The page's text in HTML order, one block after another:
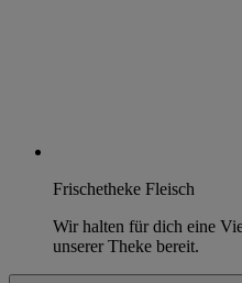
Frischetheke Fleisch
Wir halten für dich eine
unserer Theke bereit.